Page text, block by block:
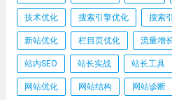
技术优化 搜索引擎优化 搜索
新站优化 栏目页优化 流量增
站内SEO 站长实战 站长工具
网站优化 网站结构 网站诊断